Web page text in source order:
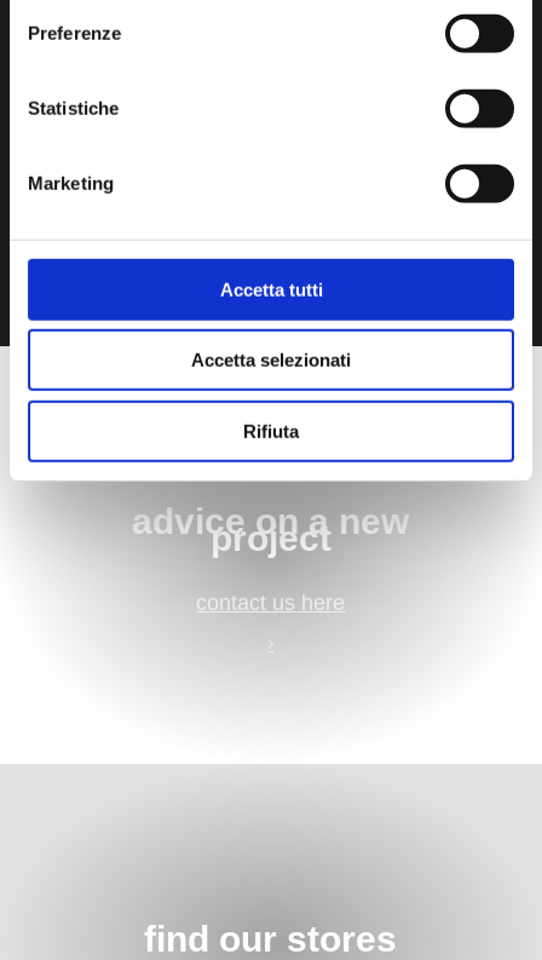
Preferenze
Statistiche
Marketing
Accetta tutti
Accetta selezionati
Rifiuta
newsletter, sms, telefono)
advice on a new
project
contact us here
find our stores